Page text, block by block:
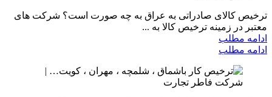
ترخیص کالای صادراتی به عراق به چه صورت است؟ شرکت های
معتبر در زمینه ترخیص کالا به ...
ادامه مطلب
ادامه مطلب